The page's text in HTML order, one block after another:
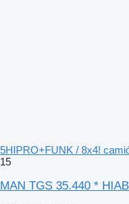
5HIPRO+FUNK / 8x4!
15
MAN TGS 35.440 *